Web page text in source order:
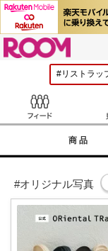
商品
#オリジナル写真